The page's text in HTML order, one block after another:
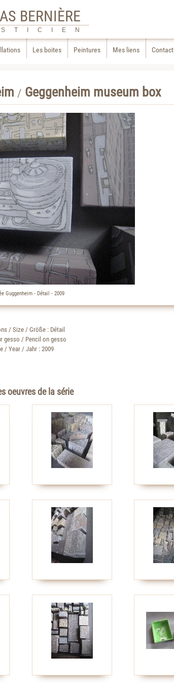
BERNIÈRE
Les boites Peintures Mes liens Contact
/ Geggenheim museum box
Guggenheim - Détail - 2009
/ Size / Größe : Détail
gesso / Pencil on gesso
/ Year / Jahr : 2009
oeuvres de la série